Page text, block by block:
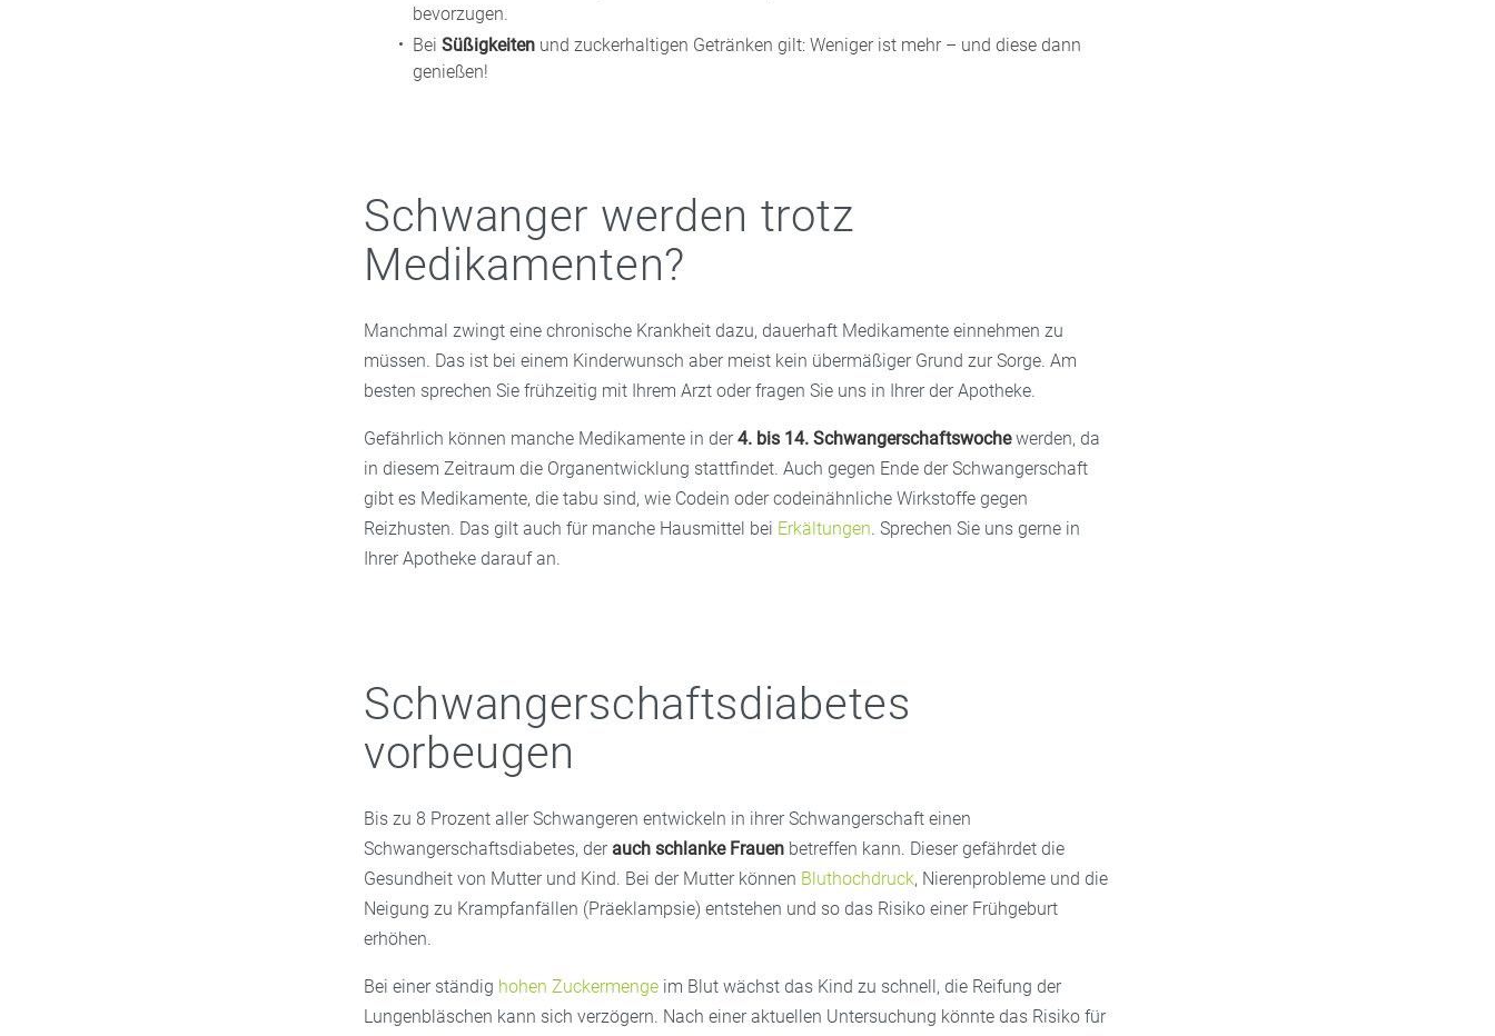
bevorzugen.
Bei Süßigkeitenund zuckerhaltigen Getränken gilt: Weniger ist mehr – und diese dann
genießen!
Schwanger werden trotz
Medikamenten?
Manchmal zwingt eine chronische Krankheit dazu, dauerhaft Medikamente einnehmen zu
müssen. Das ist bei einem Kinderwunsch aber meist kein übermäßiger Grund zur Sorge. Am
besten sprechen Sie frühzeitig mit Ihrem Arzt oder fragen Sie uns in Ihrer der Apotheke.
Gefährlich können manche Medikamente in der 4. bis 14. Schwangerschaftswochewerden, da
in diesem Zeitraum die Organentwicklung stattfindet. Auch gegen Ende der Schwangerschaft
gibt es Medikamente, die tabu sind, wie Codein oder codeinähnliche Wirkstoffe gegen
Reizhusten. Das gilt auch für manche Hausmittel bei Erkältungen. Sprechen Sie uns gerne in
Ihrer Apotheke darauf an.
Schwangerschaftsdiabetes
vorbeugen
Bis zu 8 Prozent aller Schwangeren entwickeln in ihrer Schwangerschaft einen
Schwangerschaftsdiabetes, der auch schlanke Frauen betreffen kann. Dieser gefährdet die
Gesundheit von Mutter und Kind. Bei der Mutter können Bluthochdruck, Nierenprobleme und die
Neigung zu Krampfanfällen (Präeklampsie) entstehen und so das Risiko einer Frühgeburt
erhöhen.
Bei einer ständig hohen Zuckermengeim Blut wächst das Kind zu schnell, die Reifung der
Lungenbläschen kann sich verzögern. Nach einer aktuellen Untersuchung könnte das Risiko für